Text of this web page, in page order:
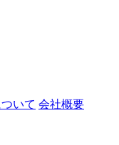
いて 会社概要